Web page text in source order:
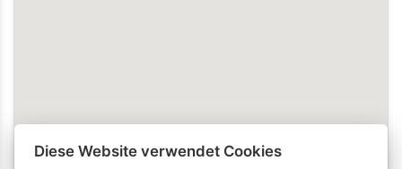
Diese Website verwendet Cookies